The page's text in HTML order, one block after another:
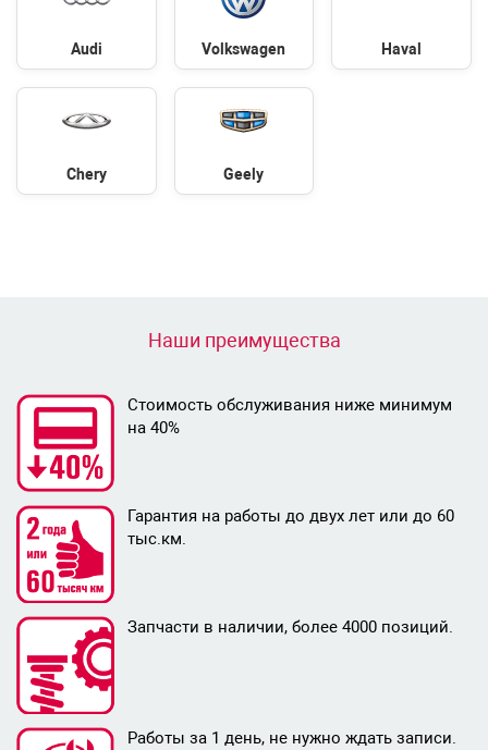
Audi Volkswagen Haval
Chery Geely
Наши преимущества
Стоимость обслуживания ниже минимум
на 40%
Гарантия на работы до двух лет или до 60
тыс.км.
Запчасти в наличии, более 4000 позиций.
Работы за 1 день, не нужно ждать записи.